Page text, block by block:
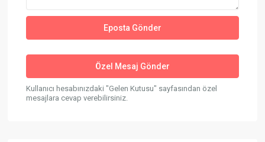
Kullanıcı hesabınızdaki "Gelen Kutusu" sayfasından özel
mesajlara cevap verebilirsiniz.